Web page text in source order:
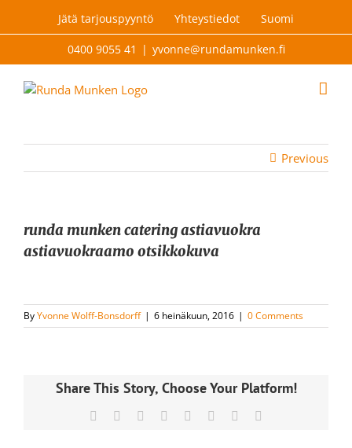
Jätä tarjouspyyntö Yhteystiedot Suomi
0400 9055 41 | yvonne@rundamunken.fi
Previous
runda munken catering astiavuokra
astiavuokraamo otsikkokuva
ByYvonne Wolff-Bonsdorff | 6 heinäkuun, 2016 | 0 Comments
Share This Story, Choose Your Platform!
Facebook Reddit LinkedIn
TumblrPinterest